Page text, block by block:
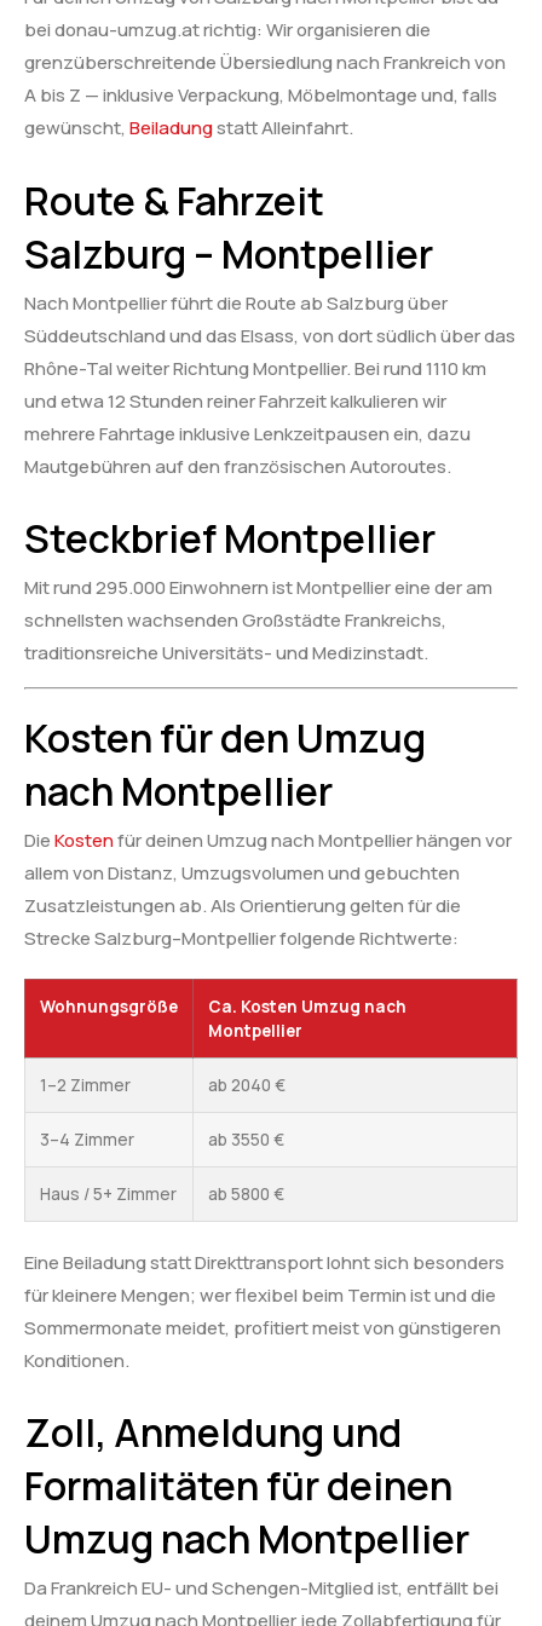
bei donau-umzug.at richtig: Wir organisieren die
grenzüberschreitende Übersiedlung nach Frankreich von
A bis Z — inklusive Verpackung, Möbelmontage und, falls
gewünscht, Beiladungstatt Alleinfahrt.
Route & Fahrzeit
Salzburg – Montpellier
Nach Montpellier führt die Route ab Salzburg über
Süddeutschland und das Elsass, von dort südlich über das
Rhône-Tal weiter Richtung Montpellier. Bei rund 1110 km
und etwa 12 Stunden reiner Fahrzeit kalkulieren wir
mehrere Fahrtage inklusive Lenkzeitpausen ein, dazu
Mautgebühren auf den französischen Autoroutes.
Steckbrief Montpellier
Mit rund 295.000 Einwohnern ist Montpellier eine der am
schnellsten wachsenden Großstädte Frankreichs,
traditionsreiche Universitäts- und Medizinstadt.
Kosten für den Umzug
nach Montpellier
DieKostenfür deinen Umzug nach Montpellier hängen vor
allem von Distanz, Umzugsvolumen und gebuchten
Zusatzleistungen ab. Als Orientierung gelten für die
Strecke Salzburg–Montpellier folgende Richtwerte:
Wohnungsgröße
Ca. Kosten Umzug nach
Montpellier
1–2 Zimmer ab 2040 €
3–4 Zimmer ab 3550 €
Haus / 5+ Zimmer ab 5800 €
Eine Beiladung statt Direkttransport lohnt sich besonders
für kleinere Mengen; wer flexibel beim Termin ist und die
Sommermonate meidet, profitiert meist von günstigeren
Konditionen.
Zoll, Anmeldung und
Formalitäten für deinen
Umzug nach Montpellier
Da Frankreich EU- und Schengen-Mitglied ist, entfällt bei
deinem Umzug nach Montpellier jede Zollabfertigung für